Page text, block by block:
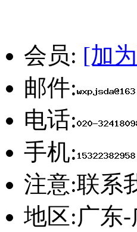
会员: [加
邮件:
电话:
手机:
注意:联系
地区:广东